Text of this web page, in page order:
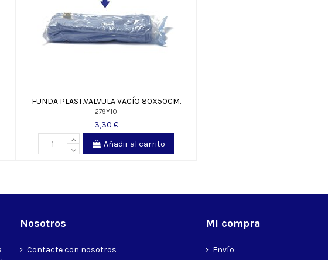
FUNDA PLAST.VALVULA VACÍO 80X50CM.
279Y10
3,30 €
Añadir al carrito
Nosotros
Contacte con nosotros
Mi compra
Envío